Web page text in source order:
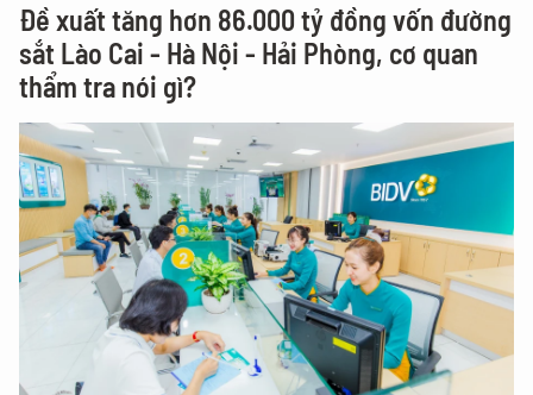
Đề xuất tăng hơn 86.000 tỷ đồng vốn đường
sắt Lào Cai - Hà Nội - Hải Phòng, cơ quan
thẩm tra nói gì?